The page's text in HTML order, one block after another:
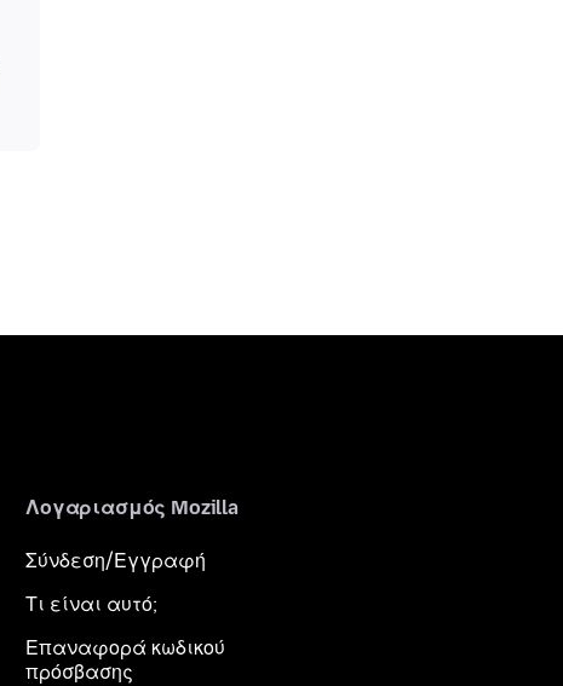
Λογαριασμός Mozilla
Σύνδεση/Εγγραφή
Τι είναι αυτό;
Επαναφορά κωδικού
πρόσβασης